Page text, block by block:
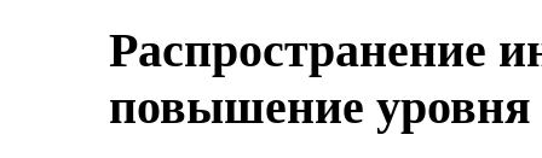
Распространение
повышение уровня